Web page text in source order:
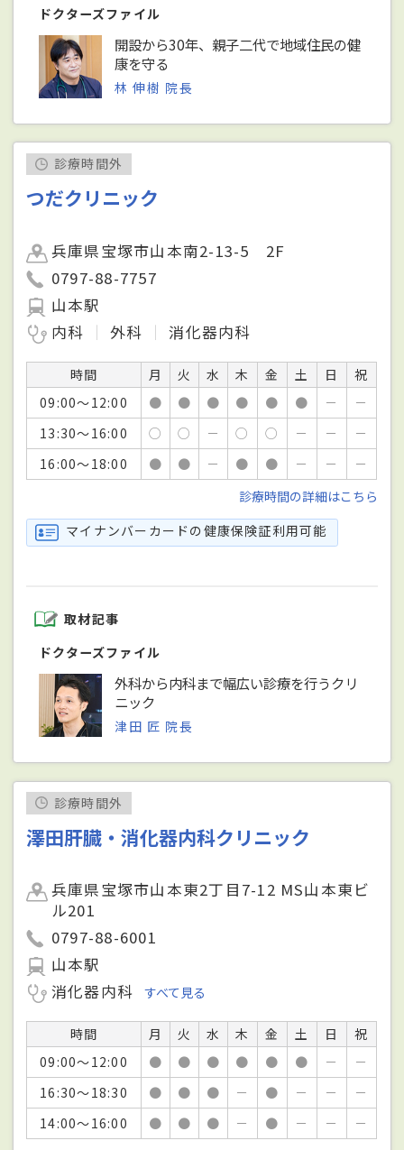
ドクターズファイル
開設から30年、親子二代で地域住民の健
康を守る
林 伸樹 院長
診療時間外
つだクリニック
兵庫県宝塚市山本南2-13-5 2F
0797-88-7757
山本駅
内科
外科 消化器内科
時間 月 火 水 木 金 土 日
祝
09:00～12:00
● ● ● ● ● ● －
－
13:30～16:00
○ ○ － ○ ○ － －
－
16:00～18:00
● ● － ● ● － －
－
診療時間の詳細はこちら
マイナンバーカードの健康保険証利用可能
取材記事
ドクターズファイル
外科から内科まで幅広い診療を行うクリ
ニック
津田 匠 院長
診療時間外
澤田肝臓・消化器内科クリニック
兵庫県宝塚市山本東2丁目7-12 MS山本東ビ
ル201
0797-88-6001
山本駅
消化器内科
すべて見る
時間 月 火 水 木 金 土 日
祝
09:00～12:00
● ● ● ● ● ● －
－
16:30～18:30
● ● ● － ● － －
－
14:00～16:00
● ● ● － ● － －
－